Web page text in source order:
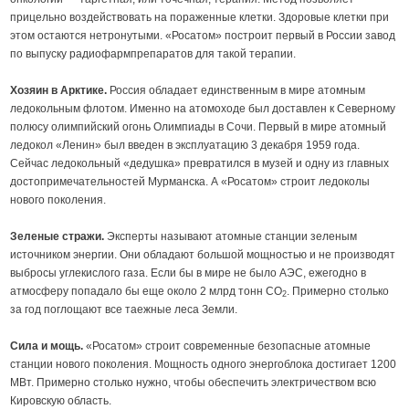
прицельно воздействовать на пораженные клетки. Здоровые клетки при
этом остаются нетронутыми. «Росатом» построит первый в России завод
по выпуску радиофармпрепаратов для такой терапии.
Хозяин в Арктике. Россия обладает единственным в мире атомным
ледокольным флотом. Именно на атомоходе был доставлен к Северному
полюсу олимпийский огонь Олимпиады в Сочи. Первый в мире атомный
ледокол «Ленин» был введен в эксплуатацию 3 декабря 1959 года.
Сейчас ледокольный «дедушка» превратился в музей и одну из главных
достопримечательностей Мурманска. А «Росатом» строит ледоколы
нового поколения.
Зеленые стражи. Эксперты называют атомные станции зеленым
источником энергии. Они обладают большой мощностью и не производят
выбросы углекислого газа. Если бы в мире не было АЭС, ежегодно в
атмосферу попадало бы еще около 2 млрд тонн СО2. Примерно столько
за год поглощают все таежные леса Земли.
Сила и мощь. «Росатом» строит современные безопасные атомные
станции нового поколения. Мощность одного энергоблока достигает 1200
МВт. Примерно столько нужно, чтобы обеспечить электричеством всю
Кировскую область.